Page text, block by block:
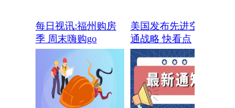
每日视讯:福州购房
季 周末嗨购go
美国发布先进空中交
通战略 快看点